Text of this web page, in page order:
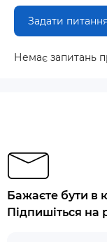
Задати питання
Немає запитань
Бажаєте бути в
Підпишіться на